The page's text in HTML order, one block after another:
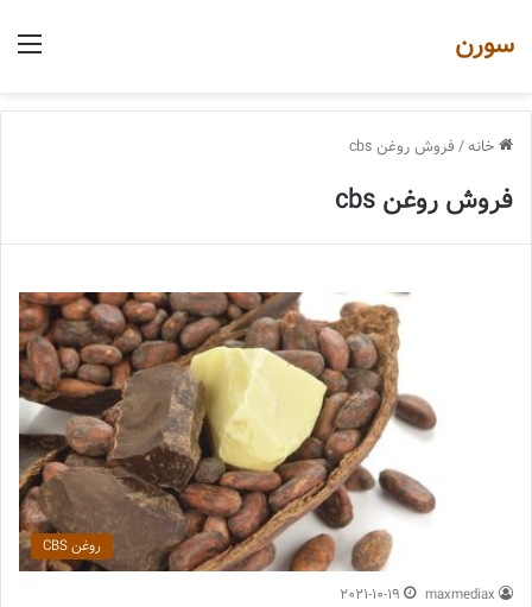
سورن
خانه/ فروش روغن cbs
فروش روغن cbs
روغن CBS
maxmediax
2021-10-19